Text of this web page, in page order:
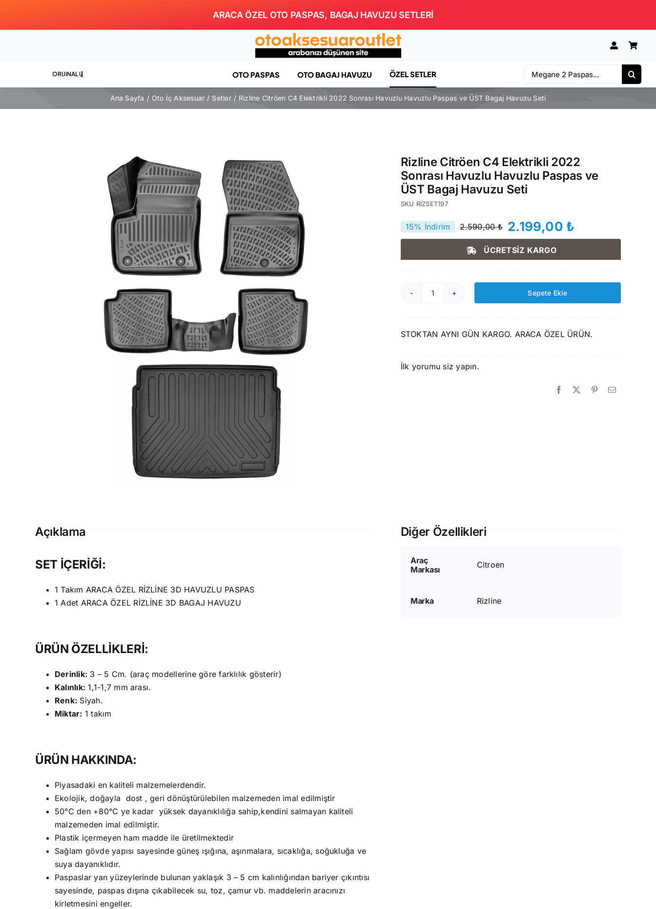
content
ARACA ÖZEL OTO PASPAS, BAGAJ HAVUZU SETLERİ
OTO PASPAS OTO BAGAJ HAVUZU ÖZEL SETLER Ara:
Ana Sayfa Oto İç Aksesuar Setler Rizline Citröen C4 Elektrikli 2022 Sonrası Havuzlu Havuzlu Paspas ve ÜST Bagaj Havuzu Seti
Rizline Citröen C4 Elektrikli 2022
Sonrası Havuzlu Havuzlu Paspas ve
ÜST Bagaj Havuzu Seti
SKU RİZSET197
2.590,00₺
Orijinal
fiyat:
2.590,00 ₺.
2.199,00 ₺
Şu
andaki
fiyat:
2.199,00 ₺.
15% İndirim
ÜCRETSİZ KARGO
Rizline
Elektrikli
Sonrası
Sepete Ekle
STOKTAN AYNI GÜN KARGO. ARACA ÖZEL ÜRÜN.
İlk yorumu siz yapın.
Açıklama
SET İÇERİĞİ:
1 Takım ARACA ÖZEL RİZLİNE 3D HAVUZLU PASPAS
1 Adet ARACA ÖZEL RİZLİNE 3D BAGAJ HAVUZU
ÜRÜN ÖZELLİKLERİ:
Derinlik: 3 – 5 Cm. (araç modellerine göre farklılık gösterir)
Kalınlık: 1,1-1,7 mm arası.
Renk: Siyah.
Miktar: 1 takım
ÜRÜN HAKKINDA:
Piyasadaki en kaliteli malzemelerdendir.
Ekolojik, doğayla dost , geri dönüştürülebilen malzemeden imal edilmiştir
50°C den +80°C ye kadar yüksek dayanıklılığa sahip,kendini salmayan kaliteli
malzemeden imal edilmiştir.
Plastik içermeyen ham madde ile üretilmektedir
Sağlam gövde yapısı sayesinde güneş ışığına, aşınmalara, sıcaklığa, soğukluğa ve
suya dayanıklıdır.
Paspaslar yan yüzeylerinde bulunan yaklaşık 3 – 5 cm kalınlığından bariyer çıkıntısı
sayesinde, paspas dışına çıkabilecek su, toz, çamur vb. maddelerin aracınızı
kirletmesini engeller.
Diğer Özellikleri
Araç
Markası
Citroen
Marka Rizline